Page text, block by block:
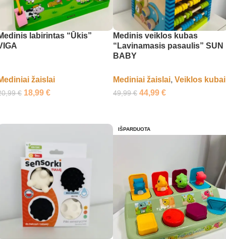
labirintas “Ūkis”
žaislai
€ 18,99 €
Medinis veiklos kubas
“Lavinamasis pasaulis” SUN
BABY
Mediniai žaislai, Veiklos kubai
49,99€ 44,99 €
IŠPARDUOTA